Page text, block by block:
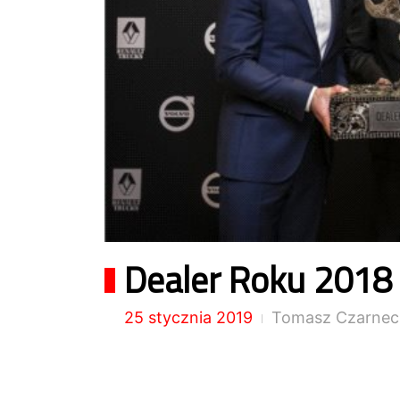
Dealer Roku 2018
25 stycznia 2019 Tomasz